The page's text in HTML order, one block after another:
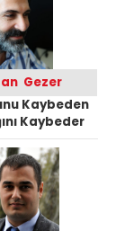
Gezer
Kaybeden
Kaybeder